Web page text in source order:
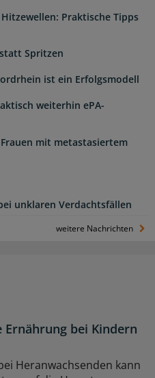
Praktische Tipps
Spritzen
ist ein Erfolgsmodell
weiterhin ePA-
mit metastasiertem
unklaren Verdachtsfällen
weitere Nachrichten
Ernährung bei Kindern
Heranwachsenden kann